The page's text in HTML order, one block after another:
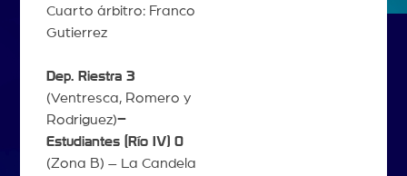
Cuarto árbitro: Franco
Gutierrez
Dep. Riestra 3
(Ventresca, Romero y
Rodriguez)–
Estudiantes (Río IV) 0
(Zona B) – La Candela